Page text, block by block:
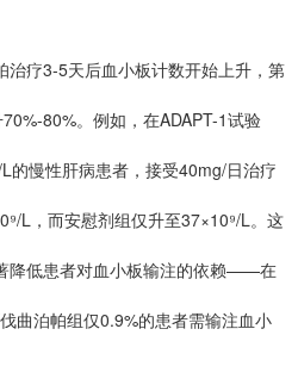
疗3-5天后血小板计数开始上升，第
80%。例如，在ADAPT-1试验
的慢性肝病患者，接受40mg/日治疗
L，而安慰剂组仅升至37×10⁹/L。这
降低患者对血小板输注的依赖——在
曲泊帕组仅0.9%的患者需输注血小